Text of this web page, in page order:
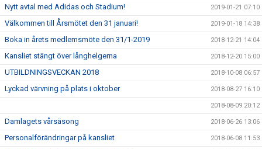
Nytt avtal med Adidas och Stadium! 2019-01-21 07:10
Välkommen till Årsmötet den 31 januari! 2019-01-18 14:38
Boka in årets medlemsmöte den 31/1-2019 2018-12-21 14:04
Kansliet stängt över långhelgerna 2018-12-20 15:00
UTBILDNINGSVECKAN 2018 2018-10-08 06:57
Lyckad värvning på plats i oktober 2018-08-27 16:10
2018-08-09 20:12
Damlagets vårsäsong 2018-06-26 13:06
Personalförändringar på kansliet 2018-06-08 11:53